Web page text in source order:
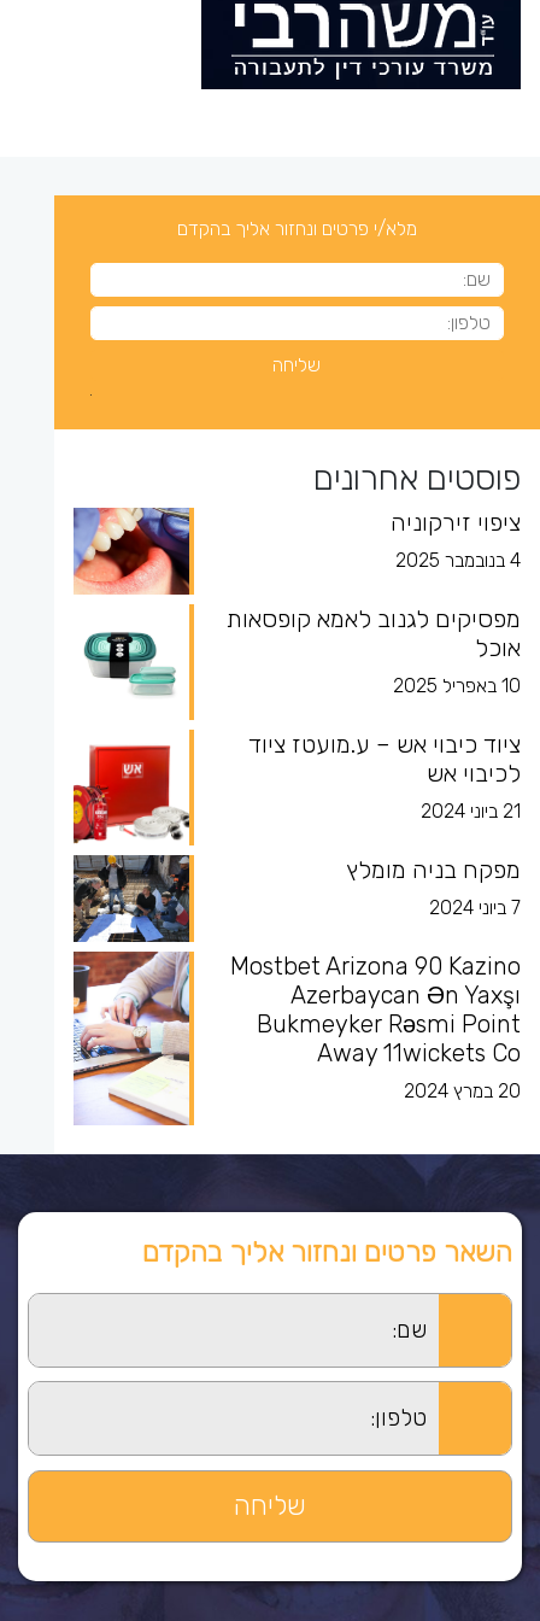
מלא/י פרטים ונחזור אליך בהקדם
פוסטים אחרונים
ציפוי זירקוניה
4 בנובמבר 2025
מפסיקים לגנוב לאמא קופסאות
אוכל
10 באפריל 2025
ציוד כיבוי אש – ע.מועטז ציוד
לכיבוי אש
21 ביוני 2024
מפקח בניה מומלץ
7 ביוני 2024
Mostbet Arizona 90 Kazino
Azerbaycan Ən Yaxşı
Bukmeyker Rəsmi Point
Away 11wickets Co
20 במרץ 2024
השאר פרטים ונחזור אליך בהקדם